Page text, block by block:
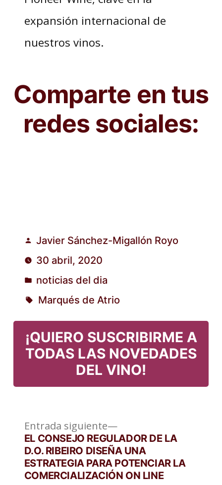
expansión internacional de
nuestros vinos.
Comparte en tus
redes sociales:
Publicado
por
Javier Sánchez-Migallón Royo
30 abril, 2020
Publicado
en
noticias del dia
Etiquetas:
Marqués de Atrio
¡QUIERO SUSCRIBIRME A
TODAS LAS NOVEDADES
DEL VINO!
Navegación
de
entradas
Entrada siguiente
Entrada
siguiente:
EL CONSEJO REGULADOR DE LA
D.O. RIBEIRO DISEÑA UNA
ESTRATEGIA PARA POTENCIAR LA
COMERCIALIZACIÓN ON LINE